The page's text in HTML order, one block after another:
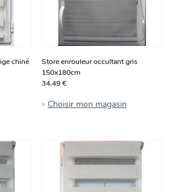
chiné
Store enrouleur occultant gris
150x180cm
34,49 €
Choisir mon magasin